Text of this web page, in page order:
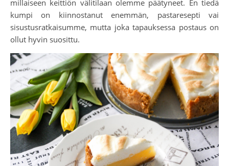
millaiseen keittiön välitilaan olemme päätyneet. En tiedä
kumpi on kiinnostanut enemmän, pastaresepti vai
sisustusratkaisumme, mutta joka tapauksessa postaus on
ollut hyvin suosittu.